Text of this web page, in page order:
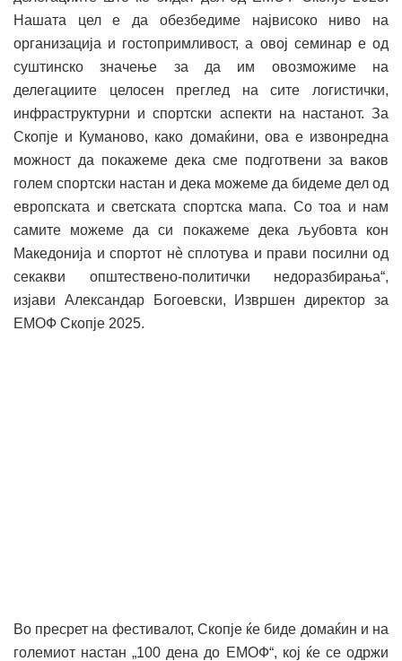
Нашата цел е да обезбедиме највисоко ниво на
организација и гостопримливост, а овој семинар е од
суштинско значење за да им овозможиме на
делегациите целосен преглед на сите логистички,
инфраструктурни и спортски аспекти на настанот. За
Скопје и Куманово, како домаќини, ова е извонредна
можност да покажеме дека сме подготвени за ваков
голем спортски настан и дека можеме да бидеме дел од
европската и светската спортска мапа. Со тоа и нам
самите можеме да си покажеме дека љубовта кон
Македонија и спортот нè сплотува и прави посилни од
секакви општествено-политички недоразбирања“,
изјави Александар Богоевски, Извршен директор за
ЕМОФ Скопје 2025.
Во пресрет на фестивалот, Скопје ќе биде домаќин и на
големиот настан „100 дена до ЕМОФ“, кој ќе се одржи